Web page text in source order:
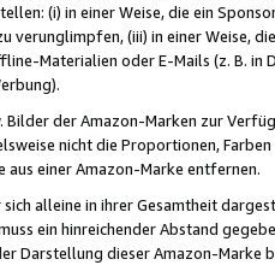
(i) in einer Weise, die ein
verunglimpfen, (iii) in einer Weise,
Materialien oder E-Mails (z. B. in
Bilder der Amazon-Marken zur
nicht die Proportionen,
aus einer Amazon-Marke entfernen.
alleine in ihrer Gesamtheit
ein hinreichender Abstand
Darstellung dieser Amazon-Marke